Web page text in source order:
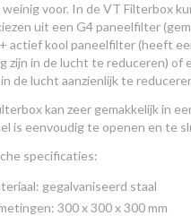
weinig voor. In de VT Filterbox
uit een G4 paneelfilter
actief kool paneelfilter (heeft
zijn in de lucht te reduceren)
de lucht aanzienlijk te
kan zeer gemakkelijk in
is eenvoudig te openen en te
specificaties:
gegalvaniseerd staal
300 x 300 x 300 mm